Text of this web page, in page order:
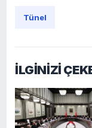
Tünel
İLGİNİZİ